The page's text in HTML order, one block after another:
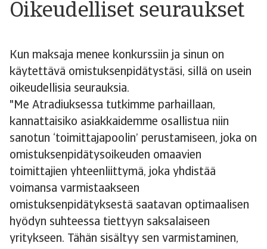
Oikeudelliset seuraukset
Kun maksaja menee konkurssiin ja sinun on
käytettävä omistuksenpidätystäsi, sillä on usein
oikeudellisia seurauksia.
"Me Atradiuksessa tutkimme parhaillaan,
kannattaisiko asiakkaidemme osallistua niin
sanotun ‘toimittajapoolin’ perustamiseen, joka on
omistuksenpidätysoikeuden omaavien
toimittajien yhteenliittymä, joka yhdistää
voimansa varmistaakseen
omistuksenpidätyksestä saatavan optimaalisen
hyödyn suhteessa tiettyyn saksalaiseen
yritykseen. Tähän sisältyy sen varmistaminen,